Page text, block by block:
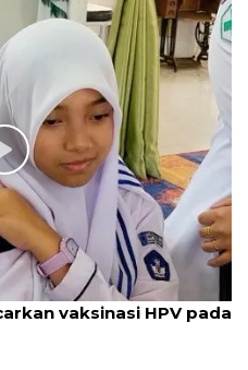
vaksinasi HPV pada